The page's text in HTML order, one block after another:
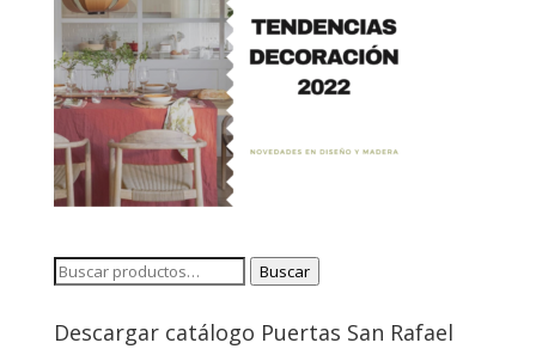
Buscar
Buscar
Descargar catálogo Puertas San Rafael